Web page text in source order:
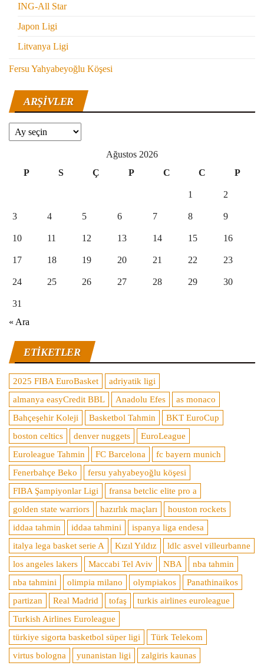
ING-All Star
Japon Ligi
Litvanya Ligi
Fersu Yahyabeyoğlu Köşesi
ARŞIVLER
Arşivler
Ağustos 2026
P
S Ç P C C P
1 2
3 4 5 6 7 8 9
10 11 12 13 14 15 16
17 18 19 20 21 22 23
24 25 26 27 28 29 30
31
« Ara
ETIKETLER
2025 FIBA EuroBasket
adriyatik ligi
almanya easyCredit BBL
Anadolu Efes
as monaco
Bahçeşehir Koleji
Basketbol Tahmin
BKT EuroCup
boston celtics
denver nuggets
EuroLeague
Euroleague Tahmin
FC Barcelona
fc bayern munich
Fenerbahçe Beko
fersu yahyabeyoğlu köşesi
FIBA Şampiyonlar Ligi
fransa betclic elite pro a
golden state warriors
hazırlık maçları
houston rockets
iddaa tahmin
iddaa tahmini
ispanya liga endesa
italya lega basket serie A
Kızıl Yıldız
ldlc asvel villeurbanne
los angeles lakers
Maccabi Tel Aviv NBA
nba tahmin
nba tahmini
olimpia milano olympiakos
Panathinaikos
partizan
Real Madrid tofaş
turkis airlines euroleague
Turkish Airlines Euroleague
türkiye sigorta basketbol süper ligi
Türk Telekom
virtus bologna
yunanistan ligi zalgiris kaunas